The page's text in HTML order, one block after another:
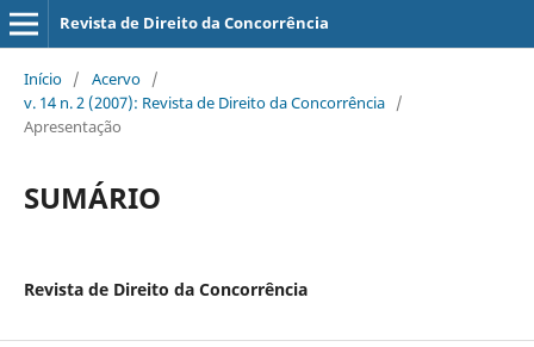
Revista de Direito da Concorrência
Início / Acervo /
v. 14 n. 2 (2007): Revista de Direito da Concorrência /
Apresentação
SUMÁRIO
Revista de Direito da Concorrência